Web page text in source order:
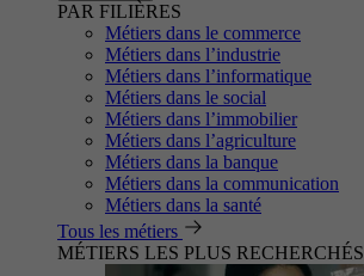
PAR FILIÈRES
Métiers dans le commerce
Métiers dans l’industrie
Métiers dans l’informatique
Métiers dans le social
Métiers dans l’immobilier
Métiers dans l’agriculture
Métiers dans la banque
Métiers dans la communication
Métiers dans la santé
Tous les métiers
MÉTIERS LES PLUS RECHERCHÉS